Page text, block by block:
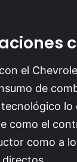
el
de
lo
como el
como a